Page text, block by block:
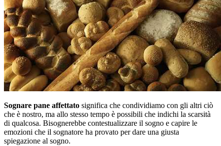
Sognare pane affettato significa che condividiamo con gli altri ciò
che è nostro, ma allo stesso tempo è possibili che indichi la scarsità
di qualcosa. Bisognerebbe contestualizzare il sogno e capire le
emozioni che il sognatore ha provato per dare una giusta
spiegazione al sogno.